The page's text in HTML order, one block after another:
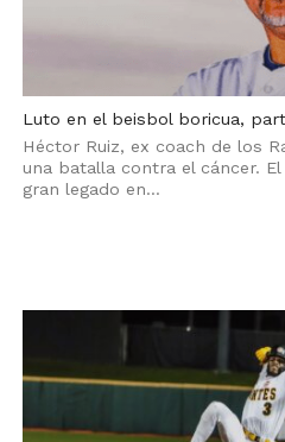
Luto en el beisbol boricua,
Héctor Ruiz, ex coach de los
una batalla contra el cáncer.
gran legado en...